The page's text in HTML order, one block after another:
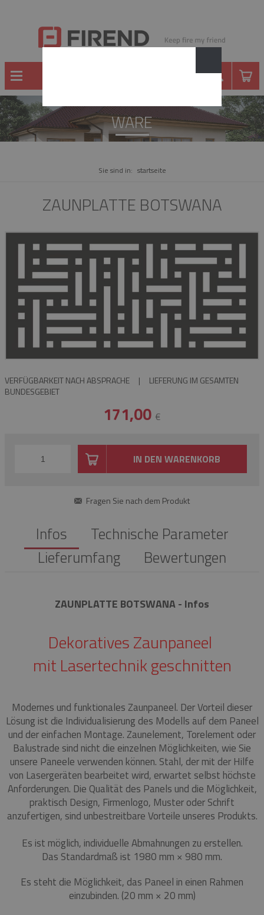
WARE
Sie sind in: startseite
ZAUNPLATTE BOTSWANA
VERFÜGBARKEIT NACH ABSPRACHE |
LIEFERUNG IM GESAMTEN
BUNDESGEBIET
171,00 €
IN DEN WARENKORB
Fragen Sie nach dem Produkt
Infos
Technische Parameter
Lieferumfang
Bewertungen
ZAUNPLATTE BOTSWANA - Infos
Dekoratives Zaunpaneel
mit Lasertechnik geschnitten
Modernes und funktionales Zaunpaneel. Der Vorteil dieser
Lösung ist die Individualisierung des Modells auf dem Paneel
und der einfachen Montage. Zaunelement, Torelement oder
Balustrade sind nicht die einzelnen Möglichkeiten, wie Sie
unsere Paneele verwenden können. Stahl, der mit der Hilfe
von Lasergeräten bearbeitet wird, erwartet selbst höchste
Anforderungen. Die Qualität des Panels und die Möglichkeit,
praktisch Design, Firmenlogo, Muster oder Schrift
anzufertigen, sind unbestreitbare Vorteile unseres Produkts.
Es ist möglich, individuelle Abmahnungen zu erstellen.
Das Standardmaß ist 1980 mm × 980 mm.
Es steht die Möglichkeit, das Paneel in einen Rahmen
einzubinden. (20 mm × 20 mm)